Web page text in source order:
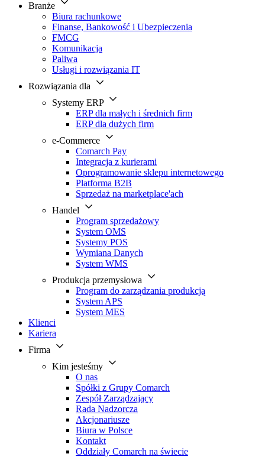
Branże
Biura rachunkowe
Finanse, Bankowość i Ubezpieczenia
FMCG
Komunikacja
Paliwa
Usługi i rozwiązania IT
Rozwiązania dla
Systemy ERP
ERP dla małych i średnich firm
ERP dla dużych firm
e-Commerce
Comarch Pay
Integracja z kurierami
Oprogramowanie sklepu internetowego
Platforma B2B
Sprzedaż na marketplace'ach
Handel
Program sprzedażowy
System OMS
Systemy POS
Wymiana Danych
System WMS
Produkcja przemysłowa
Program do zarządzania produkcją
System APS
System MES
Klienci
Kariera
Firma
Kim jesteśmy
O nas
Spółki z Grupy Comarch
Zespół Zarządzający
Rada Nadzorcza
Akcjonariusze
Biura w Polsce
Kontakt
Oddziały Comarch na świecie